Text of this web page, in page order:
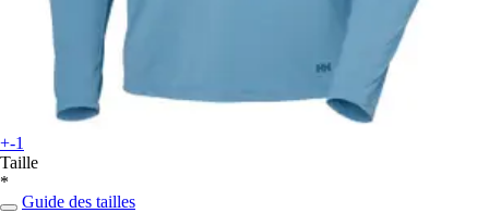
+-1
Taille
*
Guide des tailles